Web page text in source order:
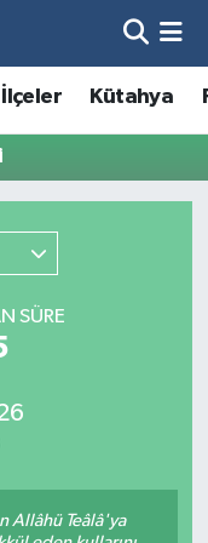
İlçeler Kütahya
SÜRE
Allâhü Teâlâ'ya